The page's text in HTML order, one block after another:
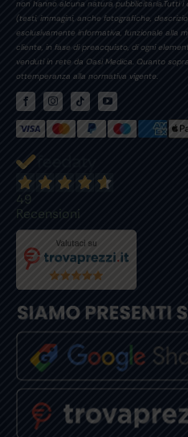
non hanno alcuna natura pubblicitaria.Tutti
(testi, immagini, anche fotografiche,
esclusivamente informativa, funzionale alla
cliente, in fase di preacquisto, di ogni
venduti in rete da Oasi Medica. Quanto
ottemperanza alla normativa vigente.
49
Recensioni